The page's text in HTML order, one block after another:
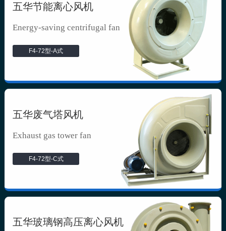
五华节能离心风机
Energy-saving centrifugal fan
F4-72型-A式
五华废气塔风机
Exhaust gas tower fan
F4-72型-C式
五华玻璃钢高压离心风机